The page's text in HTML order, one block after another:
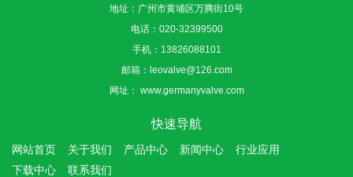
地址：广州市黄埔区万腾街10号
电话： 020-32399500
手机： 13826088101
邮箱： leovalve@126.com
网址： www.germanyvalve.com
快速导航
网站首页 关于我们 产品中心 新闻中心
行业应用
下载中心
联系我们